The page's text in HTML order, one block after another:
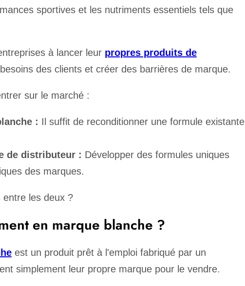
sportives et les nutriments essentiels tels que
à lancer leur propres produits de
des clients et créer des barrières de marque.
sur le marché :
: Il suffit de reconditionner une formule existante
de distributeur : Développer des formules uniques
des marques.
entre les deux ?
en marque blanche ?
est un produit prêt à l'emploi fabriqué par un
simplement leur propre marque pour le vendre.